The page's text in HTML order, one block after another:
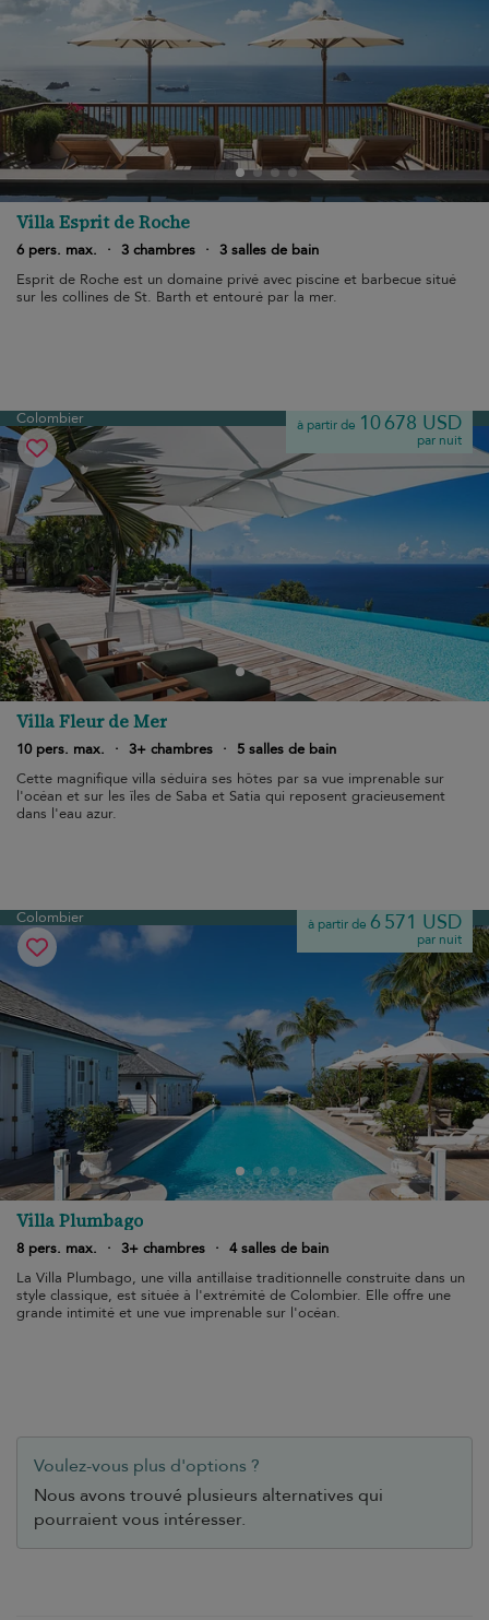
Villa Esprit de Roche
6 pers. max. · 3 chambres · 3 salles de bain
Esprit de Roche est un domaine privé avec piscine et barbecue situé
sur les collines de St. Barth et entouré par la mer.
Colombier à partir de 10 678 USD
par nuit
Villa Fleur de Mer
10 pers. max. · 3+ chambres ·
5 salles de bain
Cette magnifique villa séduira ses hôtes par sa vue imprenable sur
l'océan et sur les îles de Saba et Satia qui reposent gracieusement
dans l'eau azur.
Colombier à partir de 6 571 USD
par nuit
Villa Plumbago
8 pers. max. · 3+ chambres · 4 salles de bain
La Villa Plumbago, une villa antillaise traditionnelle construite dans un
style classique, est située à l'extrémité de Colombier. Elle offre une
grande intimité et une vue imprenable sur l'océan.
Voulez-vous plus d'options ?
Nous avons trouvé plusieurs alternatives qui
pourraient vous intéresser.